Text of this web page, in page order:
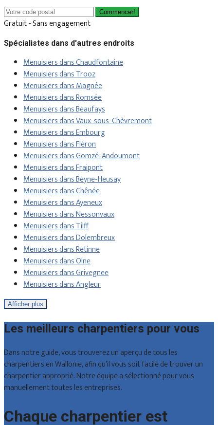
Commencer!
Gratuit - Sans engagement
Spécialistes dans d'autres endroits
Menuisiers dans Chaudfontaine
Menuisiers dans Trooz
Menuisiers dans Magnée
Menuisiers dans Romsée
Menuisiers dans Beaufays
Menuisiers dans Vaux-sous-Chèvremont
Menuisiers dans Embourg
Menuisiers dans Fléron
Menuisiers dans Gomzé-Andoumont
Menuisiers dans Fraipont
Menuisiers dans Beyne-Heusay
Menuisiers dans Chênée
Menuisiers dans Ayeneux
Menuisiers dans Nessonvaux
Menuisiers dans Tilff
Menuisiers dans Dolembreux
Menuisiers dans Retinne
Menuisiers dans Olne
Menuisiers dans Grivegnee
Menuisiers dans Angleur
Afficher plus
Les meilleurs charpentiers pour vous
Dans notre guide, vous trouverez un aperçu de tous les
charpentiers en Wallonie, afin qu’il vous soit facile de trouver un
charpentier approprié. Notre équipe a sélectionné pour vous
manuellement toutes les entreprises.
Chaque charpentier est